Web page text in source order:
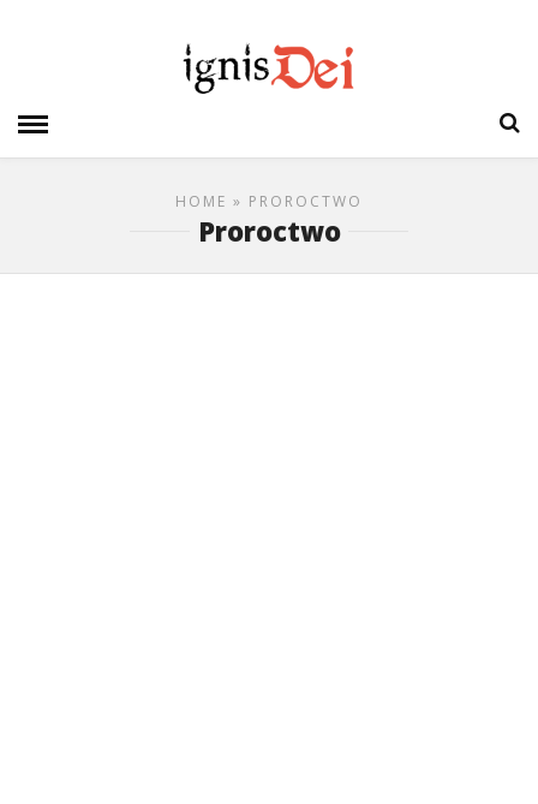
HOME » PROROCTWO
Proroctwo